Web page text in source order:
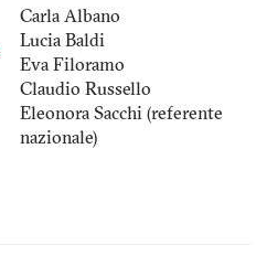
Carla Albano
Lucia Baldi
Eva Filoramo
Claudio Russello
Eleonora Sacchi (referente
nazionale)